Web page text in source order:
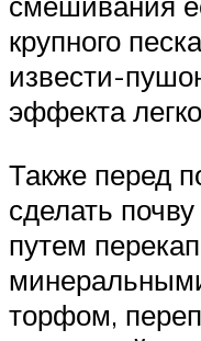
крупного
извести-
эффекта
Также перед
сделать
путем
торфом,